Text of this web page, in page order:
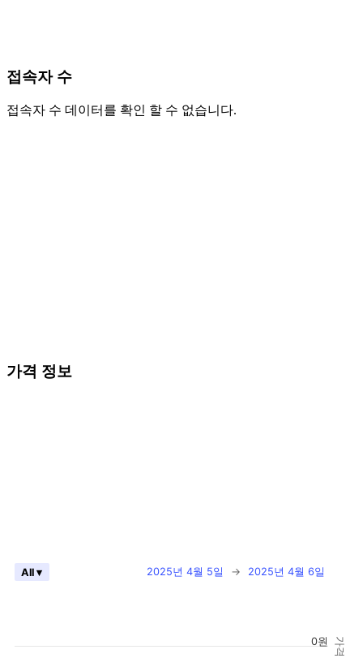
접속자 수
접속자 수 데이터를 확인 할 수 없습니다.
가격 정보
가격
2025년 4월 5일 → 2025년 4월 6일
All ▾
0원